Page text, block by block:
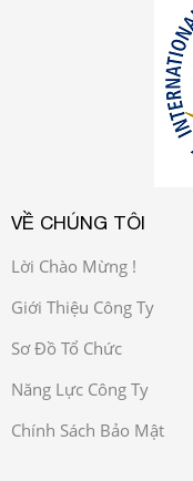
VỀ CHÚNG TÔI
Lời Chào Mừng !
Giới Thiệu Công Ty
Sơ Đồ Tổ Chức
Năng Lực Công Ty
Chính Sách Bảo Mật